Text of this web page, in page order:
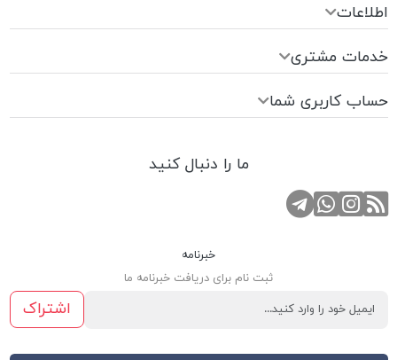
اطلاعات
خدمات مشتری
حساب کاربری شما
ما را دنبال کنید
RSSصفحه اینستاگرام
تماس با واتس اپ
کانال تلگرام
خبرنامه
ثبت نام برای دریافت خبرنامه ما
اشتراک